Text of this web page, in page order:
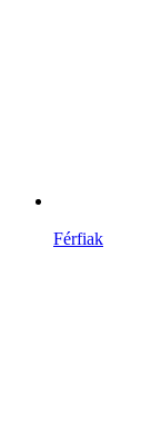
Férfiak